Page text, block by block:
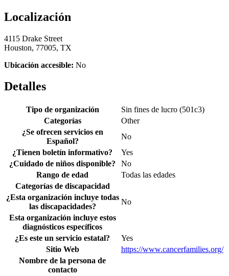
Localización
4115 Drake Street
Houston, 77005, TX
Ubicación accesible: No
Detalles
Tipo de organización
Sin fines de lucro (501c3)
Categorías
Other
¿Se ofrecen servicios en
Español?
No
¿Tienen boletín informativo?
Yes
¿Cuidado de niños disponible?
No
Rango de edad
Todas las edades
Categorías de discapacidad
¿Esta organización incluye todas
las discapacidades?
No
Esta organización incluye estos
diagnósticos específicos
¿Es este un servicio estatal?
Yes
Sitio Web
https://www.cancerfamilies.org/
Nombre de la persona de
contacto